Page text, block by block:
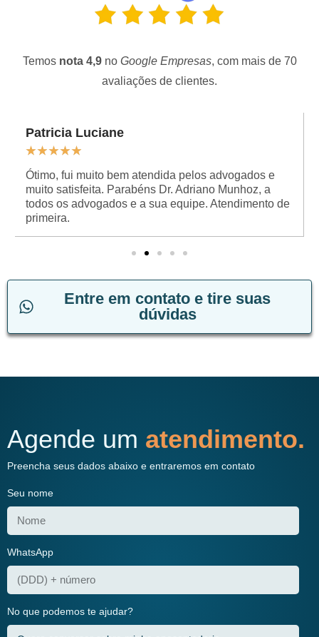
Temos nota 4,9 no Google Empresas, com mais de 70
avaliações de clientes.
Patricia Luciane
★★★★★
Ótimo, fui muito bem atendida pelos advogados e
muito satisfeita. Parabéns Dr. Adriano Munhoz, a
todos os advogados e a sua equipe. Atendimento de
primeira.
Entre em contato e tire suas
dúvidas
Agende um atendimento.
Preencha seus dados abaixo e entraremos em contato
Seu nome
WhatsApp
No que podemos te ajudar?